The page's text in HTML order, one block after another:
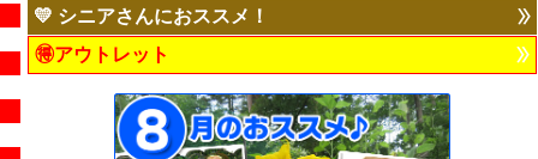
💛 シニアさんにおススメ！
🉐アウトレット